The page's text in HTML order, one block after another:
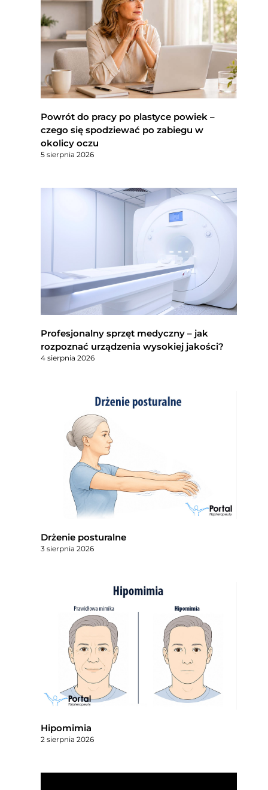
Powrót do pracy po plastyce powiek –
czego się spodziewać po zabiegu w
okolicy oczu
5 sierpnia 2026
Profesjonalny sprzęt medyczny – jak
rozpoznać urządzenia wysokiej jakości?
4 sierpnia 2026
Drżenie posturalne
3 sierpnia 2026
Hipomimia
2 sierpnia 2026